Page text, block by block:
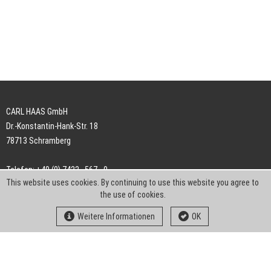
CARL HAAS GmbH
Dr.-Konstantin-Hank-Str. 18
78713 Schramberg
Telefon: +49 (0) 7422 . 567 - 0
Telefax: +49 (0) 7422 . 567 - 239
info-ch@kern-liebers.com
This website uses cookies. By continuing to use this website you agree to
the use of cookies.
Weitere Informationen OK